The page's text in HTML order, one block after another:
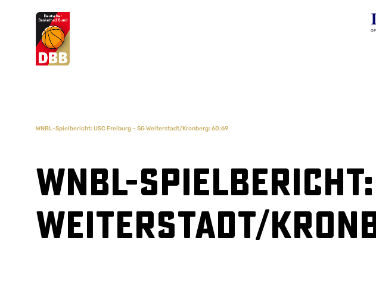
Suchvorschläge
WNBL-Spielbericht: USC Freiburg – SG Weiterstadt/Kronberg: 60:69
WNBL-Spielbericht:
Weiterstadt/